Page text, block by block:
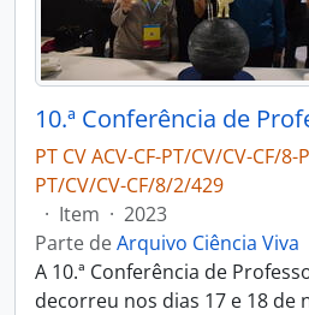
PT CV ACV-CF-PT/CV/CV-CF/
PT/CV/CV-CF/8/2/429
· Item · 2023
Parte deArquivo Ciência Viva
A 10.ª Conferência de
decorreu nos dias 17 e 18 de